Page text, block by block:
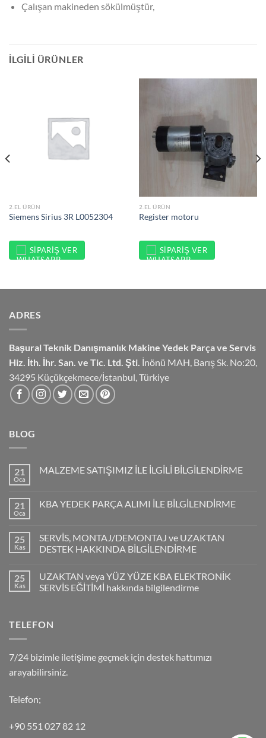
Çalışan makineden sökülmüştür,
İLGILI ÜRÜNLER
2.EL ÜRÜN
Siemens Sirius 3R L0052304
SIPARIŞ VER
2.EL ÜRÜN
Register motoru
SIPARIŞ VER
ADRES
Başural Teknik Danışmanlık Makine Yedek Parça ve Servis
Hiz. İth. İhr. San. ve Tic. Ltd. Şti. İnönü MAH, Barış Sk. No:20,
34295 Küçükçekmece/İstanbul, Türkiye
BLOG
21
Oca
MALZEME SATIŞIMIZ İLE İLGİLİ BİLGİLENDİRME
21
Oca
KBA YEDEK PARÇA ALIMI İLE BİLGİLENDİRME
25
Kas
SERVİS, MONTAJ/DEMONTAJ ve UZAKTAN
DESTEK HAKKINDA BİLGİLENDİRME
25
Kas
UZAKTAN veya YÜZ YÜZE KBA ELEKTRONİK
SERVİS EĞİTİMİ hakkında bilgilendirme
TELEFON
7/24 bizimle iletişime geçmek için destek hattımızı
arayabilirsiniz.
Telefon;
+90 551 027 82 12